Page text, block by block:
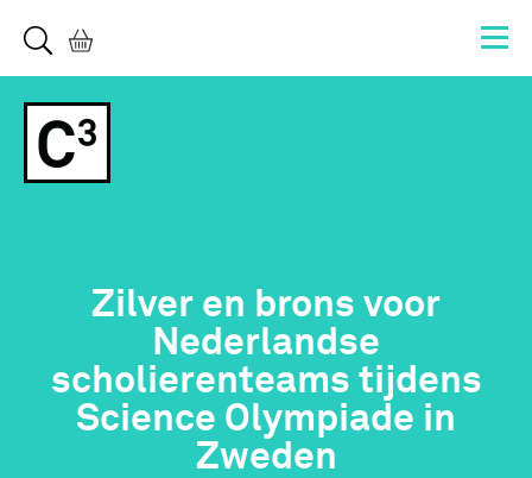
Zilver en brons voor
Nederlandse
scholierenteams tijdens
Science Olympiade in
Zweden